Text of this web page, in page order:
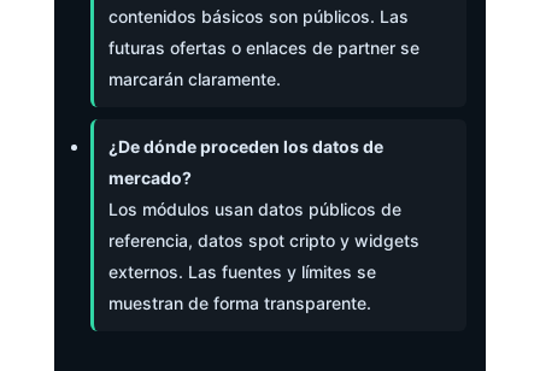
contenidos básicos son públicos. Las
futuras ofertas o enlaces de partner se
marcarán claramente.
¿De dónde proceden los datos de
mercado?
Los módulos usan datos públicos de
referencia, datos spot cripto y widgets
externos. Las fuentes y límites se
muestran de forma transparente.